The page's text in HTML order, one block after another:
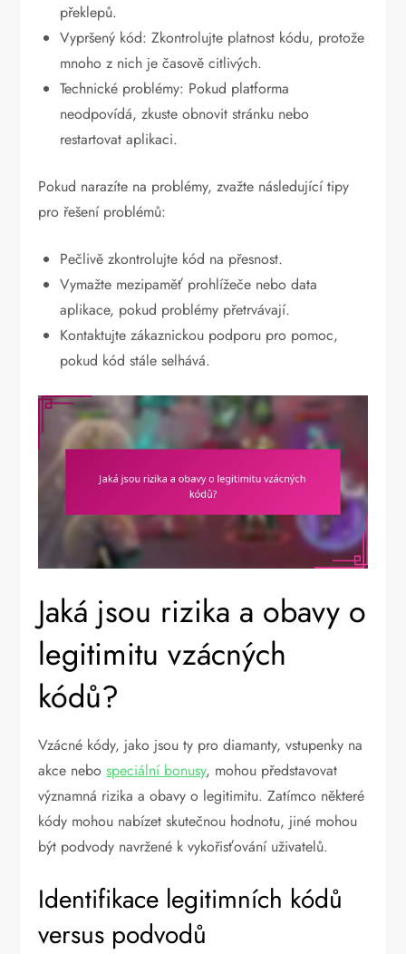
překlepů.
Vypršený kód: Zkontrolujte platnost kódu, protože
mnoho z nich je časově citlivých.
Technické problémy: Pokud platforma
neodpovídá, zkuste obnovit stránku nebo
restartovat aplikaci.
Pokud narazíte na problémy, zvažte následující tipy
pro řešení problémů:
Pečlivě zkontrolujte kód na přesnost.
Vymažte mezipaměť prohlížeče nebo data
aplikace, pokud problémy přetrvávají.
Kontaktujte zákaznickou podporu pro pomoc,
pokud kód stále selhává.
Jaká jsou rizika a obavy o
legitimitu vzácných
kódů?
Vzácné kódy, jako jsou ty pro diamanty, vstupenky na
akce nebospeciální bonusy, mohou představovat
významná rizika a obavy o legitimitu. Zatímco některé
kódy mohou nabízet skutečnou hodnotu, jiné mohou
být podvody navržené k vykořisťování uživatelů.
Identifikace legitimních kódů
versus podvodů